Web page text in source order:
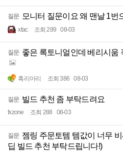
질문 모니터 질문이요 왜 맨날 1번
xtac 조회 289 08-03
질문 좋은 록토니얼인데 베리시움
흑리아리 조회 386 08-03
질문 빌드 추천 좀 부탁드려요
fxzone 조회 288 08-03
질문 젬링 주문토템 템값이 너무
딥 빌드 추천 부탁드립니다!)